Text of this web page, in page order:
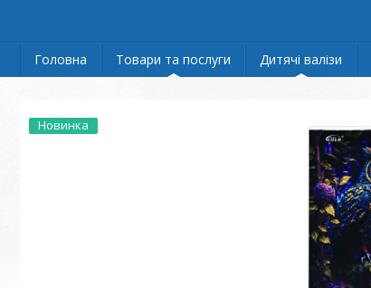
Головна Товари та послуги Дитячі валізи
Новинка